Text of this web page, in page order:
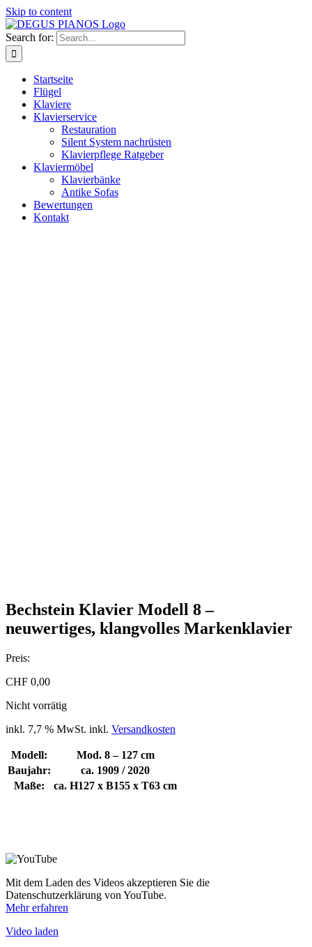
Skip to content
Search for:
Startseite
Flügel
Klaviere
Klavierservice
Restauration
Silent System nachrüsten
Klavierpflege Ratgeber
Klaviermöbel
Klavierbänke
Antike Sofas
Bewertungen
Kontakt
Bechstein Klavier Modell 8 –
neuwertiges, klangvolles Markenklavier
Preis:
CHF 0,00
Nicht vorrätig
inkl. 7,7 % MwSt. inkl. Versandkosten
Modell:
Mod. 8 – 127 cm
Baujahr:
ca. 1909 / 2020
Maße:
ca. H127 x B155 x T63 cm
Mit dem Laden des Videos akzeptieren Sie die
Datenschutzerklärung von YouTube.
Mehr erfahren
Video laden